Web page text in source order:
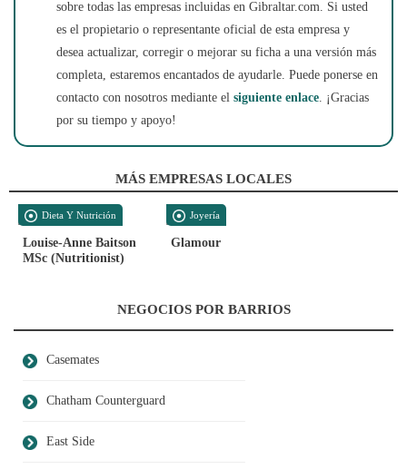
sobre todas las empresas incluidas en Gibraltar.com. Si usted
es el propietario o representante oficial de esta empresa y
desea actualizar, corregir o mejorar su ficha a una versión más
completa, estaremos encantados de ayudarle. Puede ponerse en
contacto con nosotros mediante el siguiente enlace. ¡Gracias
por su tiempo y apoyo!
MÁS EMPRESAS LOCALES
Dieta Y Nutrición
Louise-Anne Baitson
MSc (Nutritionist)
Joyería
Glamour
NEGOCIOS POR BARRIOS
Casemates
Chatham Counterguard
East Side